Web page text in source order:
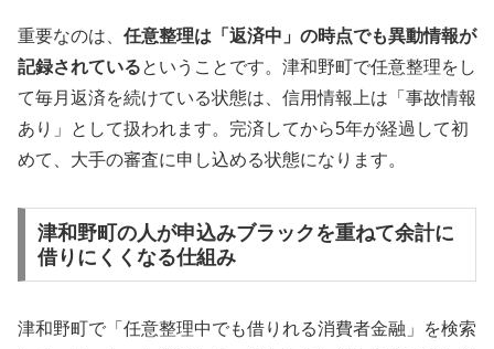
重要なのは、 任意整理は「返済中」の時点でも異動情報が
記録されているということです。津和野町で任意整理をし
て毎月返済を続けている状態は、信用情報上は「事故情報
あり」として扱われます。完済してから5年が経過して初
めて、大手の審査に申し込める状態になります。
津和野町の人が申込みブラックを重ねて余計に
借りにくくなる仕組み
津和野町で「任意整理中でも借りれる消費者金融」を検索